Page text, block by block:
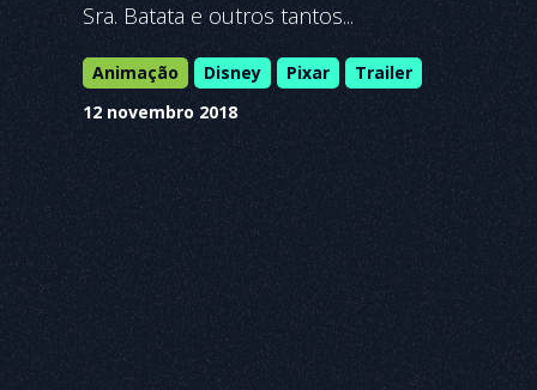
Sra. Batata e outros tantos...
Animação Disney Pixar
Trailer
12 novembro 2018